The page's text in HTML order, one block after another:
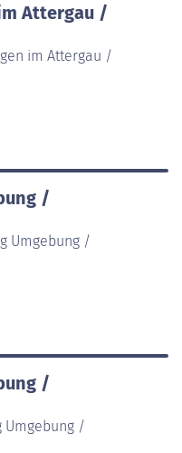
Attergau /
im Attergau /
/
Umgebung /
/
Umgebung /